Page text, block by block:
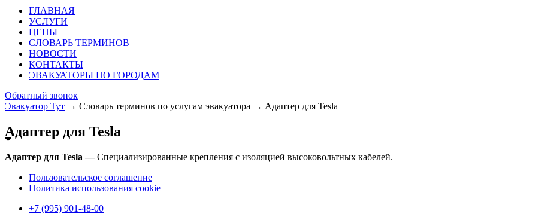
ГЛАВНАЯ
УСЛУГИ
ЦЕНЫ
СЛОВАРЬ ТЕРМИНОВ
НОВОСТИ
КОНТАКТЫ
ЭВАКУАТОРЫ ПО ГОРОДАМ
Обратный звонок
Эвакуатор Тут → Словарь терминов по услугам эвакуатора → Адаптер для Tesla
Адаптер для Tesla
Адаптер для Tesla —Специализированные крепления с изоляцией высоковольтных кабелей.
Пользовательское соглашение
Политика использования cookie
+7 (995) 901-48-00